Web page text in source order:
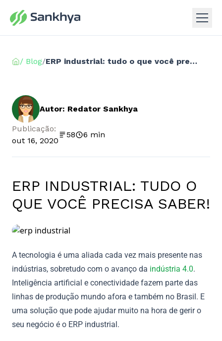
/ Blog/ ERP industrial: tudo o que você precisa saber!
Autor: Redator Sankhya
Publicação:
out 16, 2020
58 6 min
ERP INDUSTRIAL: TUDO O
QUE VOCÊ PRECISA SABER!
A tecnologia é uma aliada cada vez mais presente nas
indústrias, sobretudo com o avanço da indústria 4.0.
Inteligência artificial e conectividade fazem parte das
linhas de produção mundo afora e também no Brasil. E
uma solução que pode ajudar muito na hora de gerir o
seu negócio é o ERP industrial.